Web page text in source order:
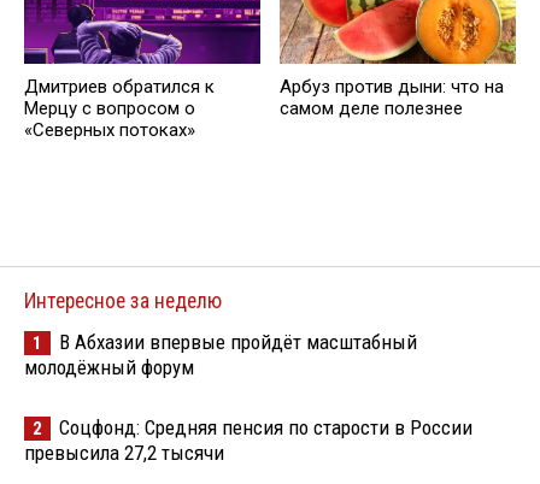
Дмитриев обратился к
Мерцу с вопросом о
«Северных потоках»
Арбуз против дыни: что на
самом деле полезнее
Интересное за неделю
1
В Абхазии впервые пройдёт масштабный
молодёжный форум
2
Соцфонд: Средняя пенсия по старости в России
превысила 27,2 тысячи